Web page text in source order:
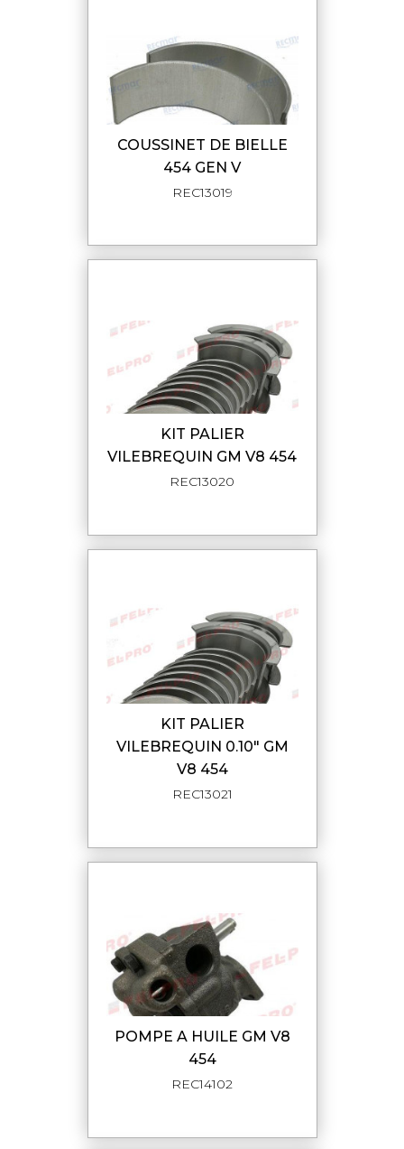
COUSSINET DE BIELLE
454 GEN V
REC13019
KIT PALIER
VILEBREQUIN GM V8 454
REC13020
KIT PALIER
VILEBREQUIN 0.10" GM
V8 454
REC13021
POMPE A HUILE GM V8
454
REC14102